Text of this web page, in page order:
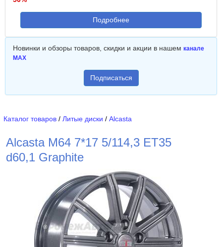
Подробнее
Новинки и обзоры товаров, скидки и акции в нашем канале
MAX
Подписаться
Каталог товаров / Литые диски / Alcasta
Alcasta M64 7*17 5/114,3 ET35
d60,1 Graphite